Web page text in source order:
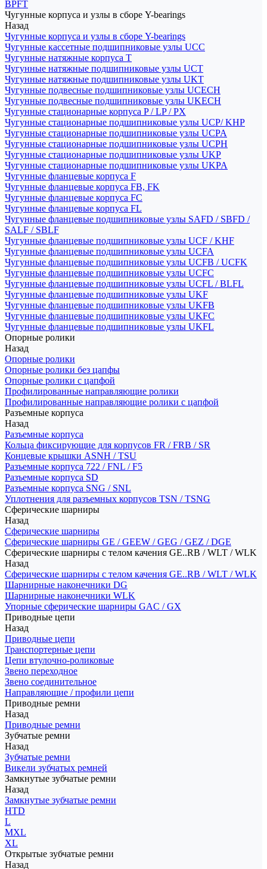
BPFT
Чугунные корпуса и узлы в сборе Y-bearings
Назад
Чугунные корпуса и узлы в сборе Y-bearings
Чугунные кассетные подшипниковые узлы UCC
Чугунные натяжные корпуса T
Чугунные натяжные подшипниковые узлы UCT
Чугунные натяжные подшипниковые узлы UKT
Чугунные подвесные подшипниковые узлы UCECH
Чугунные подвесные подшипниковые узлы UKECH
Чугунные стационарные корпуса P / LP / PX
Чугунные стационарные подшипниковые узлы UCP/ KHP
Чугунные стационарные подшипниковые узлы UCPA
Чугунные стационарные подшипниковые узлы UCPH
Чугунные стационарные подшипниковые узлы UKP
Чугунные стационарные подшипниковые узлы UKPA
Чугунные фланцевые корпуса F
Чугунные фланцевые корпуса FB, FK
Чугунные фланцевые корпуса FC
Чугунные фланцевые корпуса FL
Чугунные фланцевые подшипниковые узлы SAFD / SBFD /
SALF / SBLF
Чугунные фланцевые подшипниковые узлы UCF / KHF
Чугунные фланцевые подшипниковые узлы UCFA
Чугунные фланцевые подшипниковые узлы UCFB / UCFK
Чугунные фланцевые подшипниковые узлы UCFC
Чугунные фланцевые подшипниковые узлы UCFL / BLFL
Чугунные фланцевые подшипниковые узлы UKF
Чугунные фланцевые подшипниковые узлы UKFB
Чугунные фланцевые подшипниковые узлы UKFC
Чугунные фланцевые подшипниковые узлы UKFL
Опорные ролики
Назад
Опорные ролики
Опорные ролики без цапфы
Опорные ролики с цапфой
Профилированные направляющие ролики
Профилированные направляющие ролики с цапфой
Разъемные корпуса
Назад
Разъемные корпуса
Кольца фиксирующие для корпусов FR / FRB / SR
Концевые крышки ASNH / TSU
Разъемные корпуса 722 / FNL / F5
Разъемные корпуса SD
Разъемные корпуса SNG / SNL
Уплотнения для разъемных корпусов TSN / TSNG
Сферические шарниры
Назад
Сферические шарниры
Сферические шарниры GE / GEEW / GEG / GEZ / DGE
Сферические шарниры с телом качения GE..RB / WLT / WLK
Назад
Сферические шарниры с телом качения GE..RB / WLT / WLK
Шарнирные наконечники DG
Шарнирные наконечники WLK
Упорные сферические шарниры GAC / GX
Приводные цепи
Назад
Приводные цепи
Транспортерные цепи
Цепи втулочно-роликовые
Звено переходное
Звено соединительное
Направляющие / профили цепи
Приводные ремни
Назад
Приводные ремни
Зубчатые ремни
Назад
Зубчатые ремни
Викели зубчатых ремней
Замкнутые зубчатые ремни
Назад
Замкнутые зубчатые ремни
HTD
L
MXL
XL
Открытые зубчатые ремни
Назад